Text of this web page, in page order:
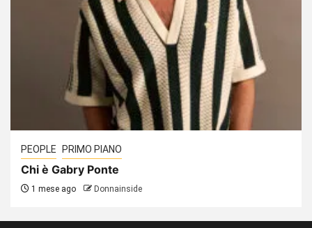
PEOPLE PRIMO PIANO
Chi è Gabry Ponte
1 mese ago Donnainside